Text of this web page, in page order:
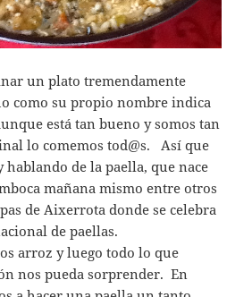
un plato tremendamente
como su propio nombre indica
está tan bueno y somos tan
lo comemos tod@s. Así que
hablando de la paella, que nace
mañana mismo entre otros
de Aixerrota donde se celebra
de paellas.
arroz y luego todo lo que
nos pueda sorprender. En